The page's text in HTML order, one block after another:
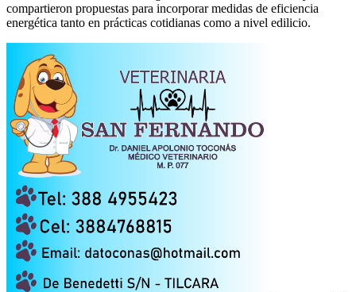
compartieron propuestas para incorporar medidas de eficiencia
energética tanto en prácticas cotidianas como a nivel edilicio.